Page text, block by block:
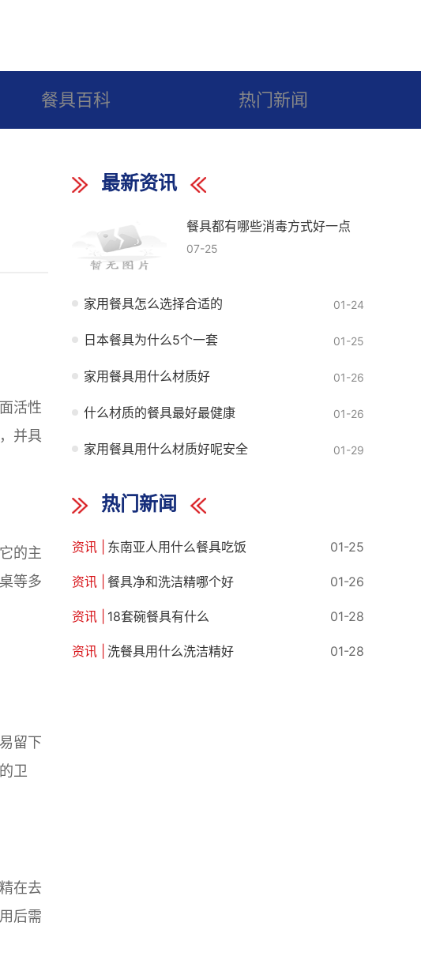
餐具百科 热门新闻
活性
并具
的主
等多
留下
卫
在去
后需
最新资讯
餐具都有哪些消毒方式好一点
07-25
家用餐具怎么选择合适的 01-24
日本餐具为什么5个一套 01-25
家用餐具用什么材质好 01-26
什么材质的餐具最好最健康 01-26
家用餐具用什么材质好呢安全 01-29
热门新闻
东南亚人用什么餐具吃饭 01-25
餐具净和洗洁精哪个好 01-26
18套碗餐具有什么 01-28
洗餐具用什么洗洁精好 01-28